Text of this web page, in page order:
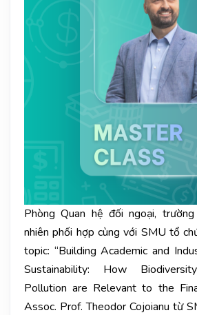
Phòng Quan hệ đối ngoại,
nhiên phối hợp cùng với SMU tổ
topic: “Building Academic and
Sustainability: How
Pollution are Relevant to the
Assoc. Prof. Theodor Cojoianu từ